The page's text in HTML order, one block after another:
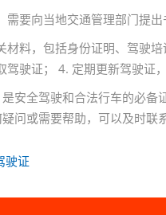
要向当地交通管理部门提
料，包括身份证明、驾驶
驶证； 4. 定期更新驾驶证
安全驾驶和合法行车的必
问或需要帮助，可以及时联
驶证